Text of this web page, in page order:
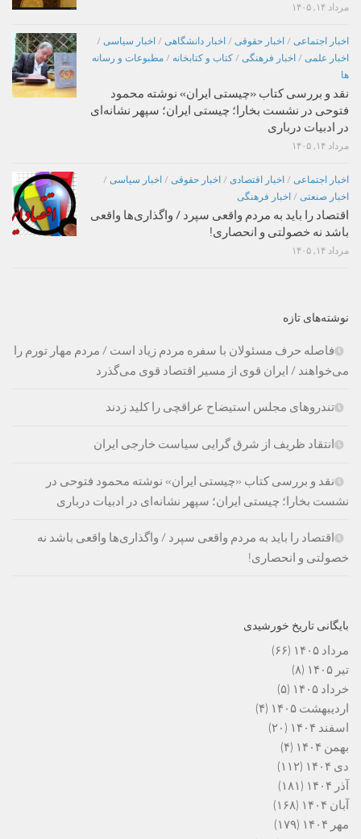
مرداد ۱۴, ۱۴۰۵
اخبار اجتماعی / اخبار حقوقی / اخبار دانشگاهی / اخبار سیاسی /
اخبار علمی / اخبار فرهنگی / کتاب و کتابخانه / مطبوعات و رسانه
ها
نقد و بررسی کتاب «چیستی ایران» نوشته محمود
فتوحی در نشست بخارا؛ چیستی ایران؛ سپهر نشانه‌ای
در ادبیات درباری
مرداد ۱۴, ۱۴۰۵
اخبار اجتماعی / اخبار اقتصادی / اخبار حقوقی / اخبار سیاسی /
اخبار صنعتی / اخبار فرهنگی
اقتصاد را باید به مردم واقعی سپرد / واگذاری‌ها واقعی
باشد نه خصولتی و انحصاری!
مرداد ۱۴, ۱۴۰۵
نوشته‌های تازه
فاصله حرف مسئولان با سفره مردم زیاد است / مردم مهار تورم را
می‌خواهند / ایران قوی از مسیر اقتصاد قوی می‌گذرد
تندروهای مجلس استیضاح عراقچی را کلید زدند
انتقاد ظریف از شرق گرایی سیاست خارجی ایران
نقد و بررسی کتاب «چیستی ایران» نوشته محمود فتوحی در
نشست بخارا؛ چیستی ایران؛ سپهر نشانه‌ای در ادبیات درباری
اقتصاد را باید به مردم واقعی سپرد / واگذاری‌ها واقعی باشد نه
خصولتی و انحصاری!
بایگانی تاریخ خورشیدی
مرداد ۱۴۰۵
(۶۶)
تیر ۱۴۰۵
(۸)
خرداد ۱۴۰۵
(۵)
اردیبهشت ۱۴۰۵
(۴)
اسفند ۱۴۰۴
(۲۰)
بهمن ۱۴۰۴
(۴)
دی ۱۴۰۴
(۱۱۲)
آذر ۱۴۰۴
(۱۸۱)
آبان ۱۴۰۴
(۱۶۸)
مهر ۱۴۰۴
(۱۷۹)